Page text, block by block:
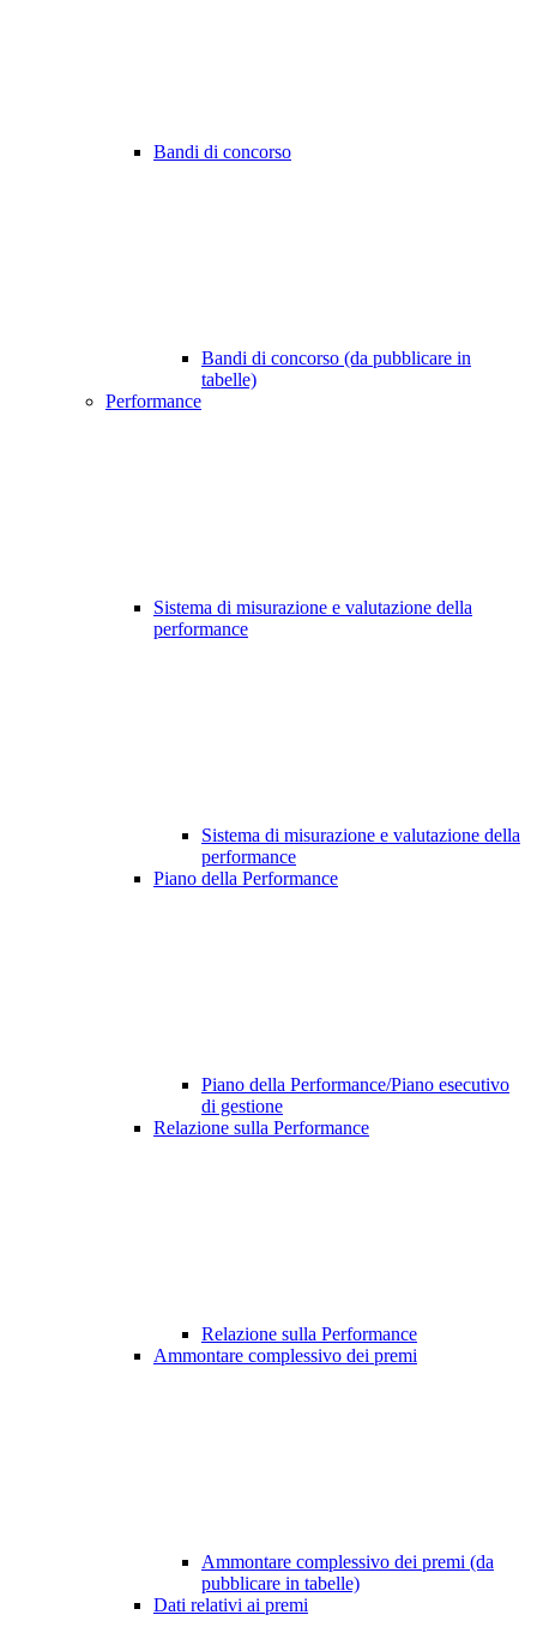
Bandi di concorso
Bandi di concorso (da pubblicare in
tabelle)
Performance
Sistema di misurazione e valutazione della
performance
Sistema di misurazione e valutazione della
performance
Piano della Performance
Piano della Performance/Piano esecutivo
di gestione
Relazione sulla Performance
Relazione sulla Performance
Ammontare complessivo dei premi
Ammontare complessivo dei premi (da
pubblicare in tabelle)
Dati relativi ai premi